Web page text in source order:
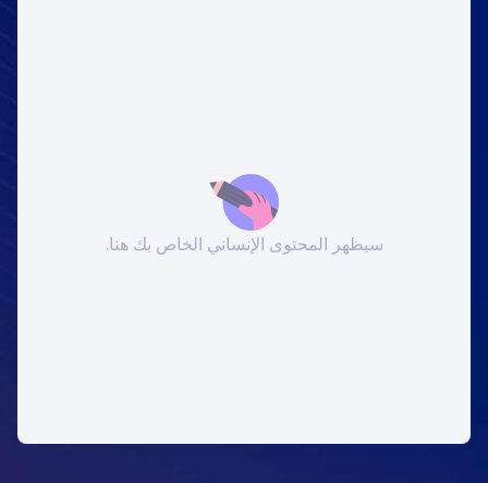
سيظهر المحتوى الإنساني الخاص بك هنا.